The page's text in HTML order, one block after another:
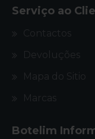
Serviço ao
Contactos
Devoluções
Mapa do Sitio
Marcas
Botelim